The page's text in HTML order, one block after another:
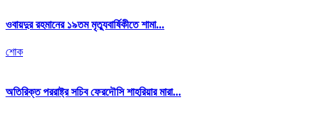
ওবায়দুর রহমানের ১৯তম মৃত্যুবার্ষিকীতে শামা...
শোক
অতিরিক্ত পররাষ্ট্র সচিব ফেরদৌসি শাহরিয়ার মারা...